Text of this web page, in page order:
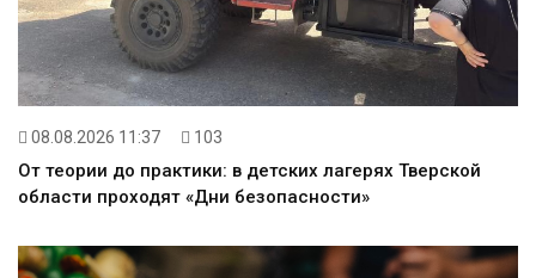
08.08.2026 11:37 103
От теории до практики: в детских лагерях Тверской
области проходят «Дни безопасности»